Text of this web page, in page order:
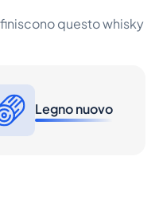
questo whisky
Legno nuovo